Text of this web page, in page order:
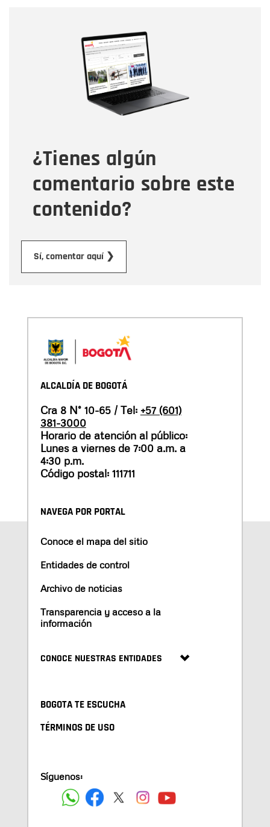
¿Tienes algún
comentario sobre este
contenido?
Sí, comentar aquí ❯
Correo electrónico
Tipo de comentario
Mensaje
ALCALDÍA DE BOGOTÁ
Cra 8 N° 10-65 / Tel: +57 (601)
381-3000
Horario de atención al público:
Lunes a viernes de 7:00 a.m. a
4:30 p.m.
Código postal: 111711
NAVEGA POR PORTAL
Conoce el mapa del sitio
Entidades de control
Archivo de noticias
Transparencia y acceso a la
información
CONOCE NUESTRAS ENTIDADES
BOGOTA TE ESCUCHA
TÉRMINOS DE USO
Síguenos: